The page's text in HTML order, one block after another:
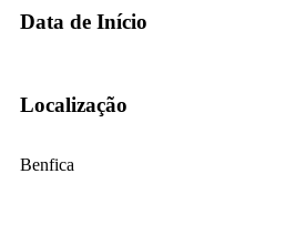
Data de Início
Localização
Benfica